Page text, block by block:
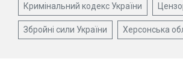
Кримінальний кодекс України
Збройні сили України Херсонська